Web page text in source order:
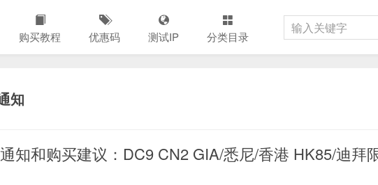
购买教程 优惠码 测试IP 分类目录
知
知和购买建议：DC9 CN2 GIA/悉尼/香港 HK85/迪拜